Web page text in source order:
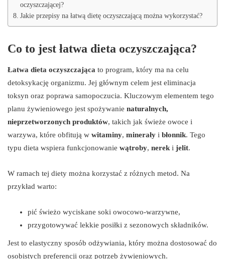
oczyszczającej?
Jakie przepisy na łatwą dietę oczyszczającą można wykorzystać?
Co to jest łatwa dieta oczyszczająca?
Łatwa dieta oczyszczająca to program, który ma na celu
detoksykację organizmu. Jej głównym celem jest eliminacja
toksyn oraz poprawa samopoczucia. Kluczowym elementem tego
planu żywieniowego jest spożywanie naturalnych,
nieprzetworzonych produktów, takich jak świeże owoce i
warzywa, które obfitują w witaminy, minerały i błonnik. Tego
typu dieta wspiera funkcjonowanie wątroby, nerek i jelit.
W ramach tej diety można korzystać z różnych metod. Na
przykład warto:
pić świeżo wyciskane soki owocowo-warzywne,
przygotowywać lekkie posiłki z sezonowych składników.
Jest to elastyczny sposób odżywiania, który można dostosować do
osobistych preferencji oraz potrzeb żywieniowych.